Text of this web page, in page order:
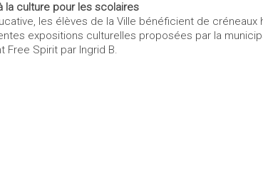
la culture pour les scolaires
les élèves de la Ville bénéficient de créneaux
expositions culturelles proposées par la
Free Spirit par Ingrid B.